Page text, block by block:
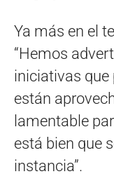
Ya más en el
“Hemos
iniciativas que
están
lamentable
está bien que
instancia”.